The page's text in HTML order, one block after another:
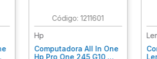
:1211601
Hp
Computadora All In One
Hp Pro One 245 G10,